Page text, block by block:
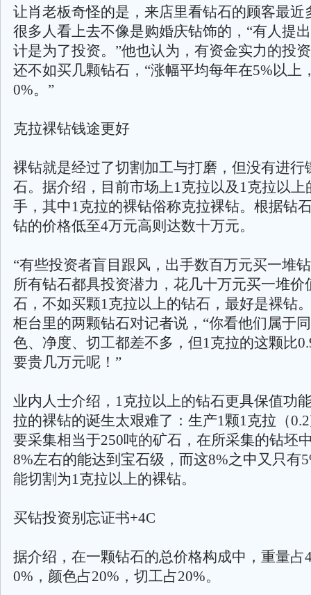
让肖老板奇怪的是，来店里看钻石的顾客最近
很多人看上去不像是购婚庆钻饰的，“有人提
计是为了投资。”他也认为，有资金实力的投
还不如买几颗钻石，“涨幅平均每年在5%以上
0%。”
克拉裸钻钱途更好
裸钻就是经过了切割加工与打磨，但没有进行
石。据介绍，目前市场上1克拉以及1克拉以上
手，其中1克拉的裸钻俗称克拉裸钻。根据钻
钻的价格低至4万元高则达数十万元。
“有些投资者盲目跟风，出手数百万元买一堆
所有钻石都具投资潜力，花几十万元买一堆价
石，不如买颗1克拉以上的钻石，最好是裸钻
柜台里的两颗钻石对记者说，“你看他们属于
色、净度、切工都差不多，但1克拉的这颗比
要贵几万元呢！”
业内人士介绍，1克拉以上的钻石更具保值功
拉的裸钻的诞生太艰难了：生产1颗1克拉（
要采集相当于250吨的矿石，在所采集的钻坯
8%左右的能达到宝石级，而这8%之中又只有
能切割为1克拉以上的裸钻。
买钻投资别忘证书+4C
据介绍，在一颗钻石的总价格构成中，重量占
0%，颜色占20%，切工占20%。